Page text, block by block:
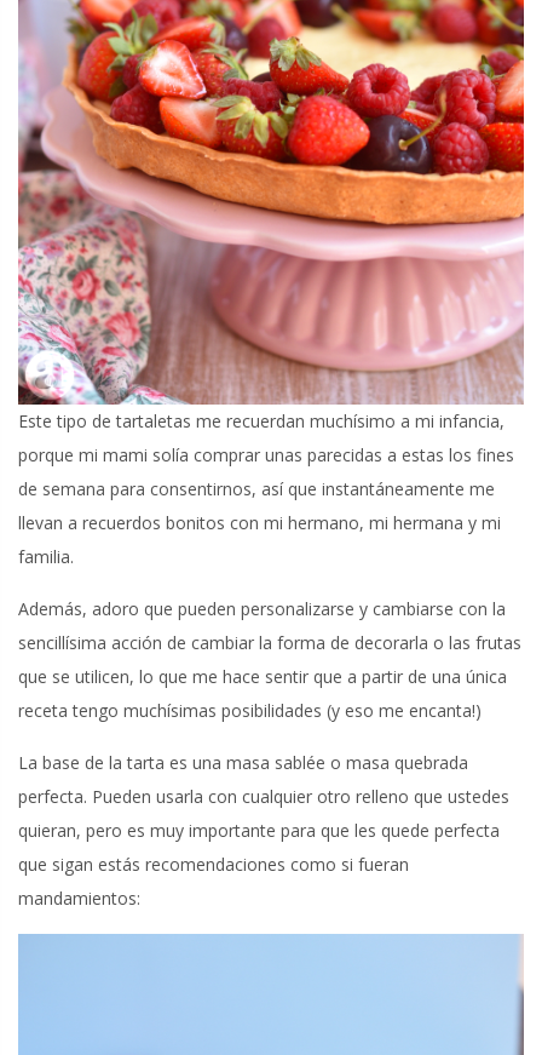
Este tipo de tartaletas me recuerdan muchísimo a mi infancia,
porque mi mami solía comprar unas parecidas a estas los fines
de semana para consentirnos, así que instantáneamente me
llevan a recuerdos bonitos con mi hermano, mi hermana y mi
familia.
Además, adoro que pueden personalizarse y cambiarse con la
sencillísima acción de cambiar la forma de decorarla o las frutas
que se utilicen, lo que me hace sentir que a partir de una única
receta tengo muchísimas posibilidades (y eso me encanta!)
La base de la tarta es una masa sablée o masa quebrada
perfecta. Pueden usarla con cualquier otro relleno que ustedes
quieran, pero es muy importante para que les quede perfecta
que sigan estás recomendaciones como si fueran
mandamientos: